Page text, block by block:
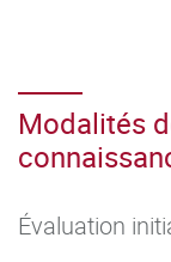
Modalités
Évaluation